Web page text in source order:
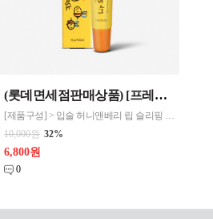
(롯데면세점판매상품) [프레티] 입술 허니앤베리 립 슬리핑 마스크 립케어 1
[제품구성] > 입술 허니앤베리 립 슬리핑 마스크 1EA [제품규격] > 26*26*120mm [제품특징] > 밤사이 건조한 입술에 생기를 주는 립 슬링핑 마스크 > 반짝밪짝 윤기나게, 지친 피부를 생기있게, 피부속까지 촉촉하게
10,000원 32%
6,800원
0